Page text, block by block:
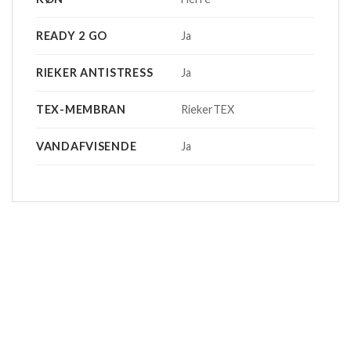
READY 2 GO Ja
RIEKER ANTISTRESS Ja
TEX-MEMBRAN RiekerTEX
VANDAFVISENDE Ja